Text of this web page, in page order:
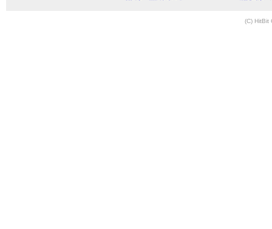
(C) HitBit